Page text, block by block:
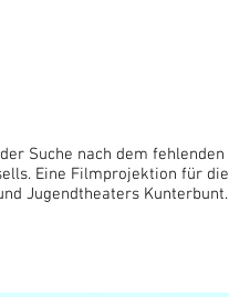
Suche nach dem fehlenden
Eine Filmprojektion für die
Jugendtheaters Kunterbunt.